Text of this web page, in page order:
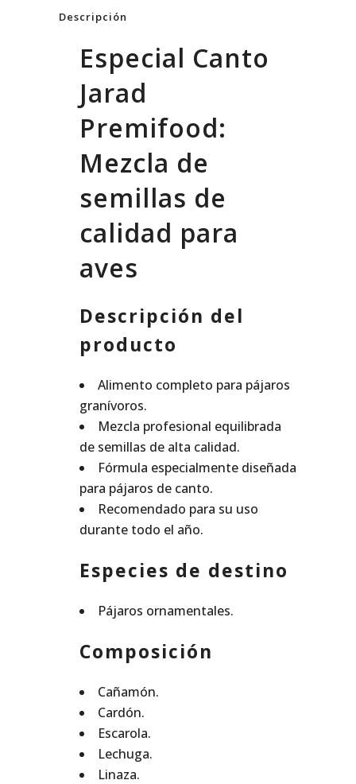
Descripción
Especial Canto
Jarad
Premifood:
Mezcla de
semillas de
calidad para
aves
Descripción del
producto
Alimento completo para pájaros
granívoros.
Mezcla profesional equilibrada
de semillas de alta calidad.
Fórmula especialmente diseñada
para pájaros de canto.
Recomendado para su uso
durante todo el año.
Especies de destino
Pájaros ornamentales.
Composición
Cañamón.
Cardón.
Escarola.
Lechuga.
Linaza.